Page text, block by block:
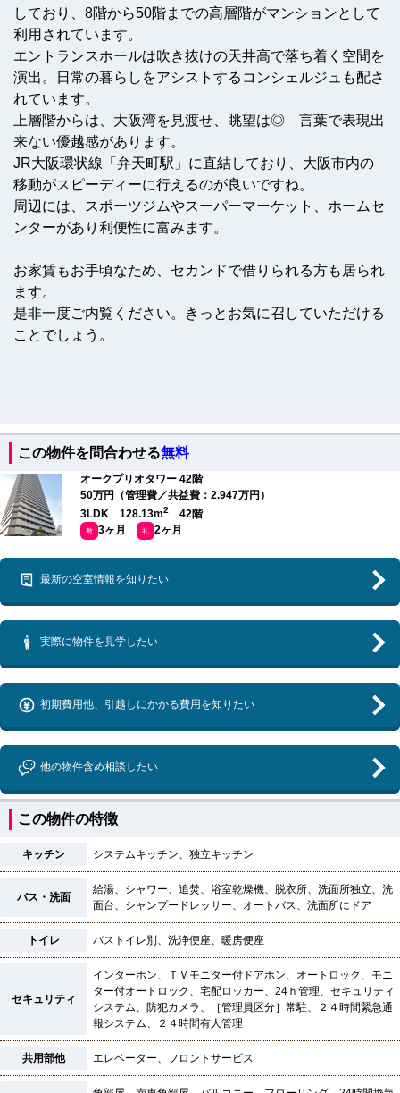
しており、8階から50階までの高層階がマンションとして
利用されています。
エントランスホールは吹き抜けの天井高で落ち着く空間を
演出。日常の暮らしをアシストするコンシェルジュも配さ
れています。
上層階からは、大阪湾を見渡せ、眺望は◎ 言葉で表現出
来ない優越感があります。
JR大阪環状線「弁天町駅」に直結しており、大阪市内の
移動がスピーディーに行えるのが良いですね。
周辺には、スポーツジムやスーパーマーケット、ホームセ
ンターがあり利便性に富みます。
お家賃もお手頃なため、セカンドで借りられる方も居られ
ます。
是非一度ご内覧ください。きっとお気に召していただける
ことでしょう。
この物件を問合わせる無料
オークプリオタワー 42階
50万円（管理費／共益費：2.947万円）
3LDK 128.13m2 42階
敷 3ヶ月 礼 2ヶ月
最新の空室情報を知りたい
実際に物件を見学したい
初期費用他、引越しにかかる費用を知りたい
他の物件含め相談したい
この物件の特徴
キッチン システムキッチン、独立キッチン
バス・洗面
給湯、シャワー、追焚、浴室乾燥機、脱衣所、洗面所独立、洗
面台、シャンプードレッサー、オートバス、洗面所にドア
トイレ バストイレ別、洗浄便座、暖房便座
セキュリティ
インターホン、ＴＶモニター付ドアホン、オートロック、モニ
ター付オートロック、宅配ロッカー、24ｈ管理、セキュリティ
システム、防犯カメラ、［管理員区分］常駐、２４時間緊急通
報システム、２４時間有人管理
共用部他 エレベーター、フロントサービス